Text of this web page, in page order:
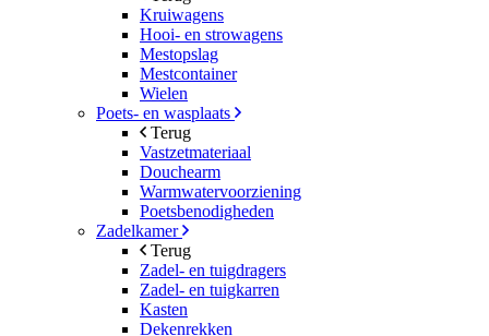
Kruiwagens
Hooi- en strowagens
Mestopslag
Mestcontainer
Wielen
Poets- en wasplaats
Terug
Vastzetmateriaal
Douchearm
Warmwatervoorziening
Poetsbenodigheden
Zadelkamer
Terug
Zadel- en tuigdragers
Zadel- en tuigkarren
Kasten
Dekenrekken